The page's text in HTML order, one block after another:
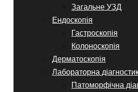
Загальне УЗД
Ендоскопія
Гастроскопія
Колоноскопія
Дерматоскопія
Лабораторна
Патоморфічна